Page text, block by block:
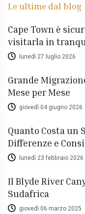
Le ultime dal blog
Cape Town è
visitarla in
lunedì 27 luglio 2026
Grande
Mese per Mese
giovedì 04 giugno 2026
Quanto Costa un
Differenze e
lunedì 23 febbraio 2026
Il Blyde River
Sudafrica
giovedì 06 marzo 2025